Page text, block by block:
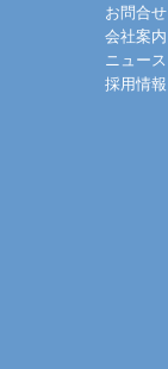
お問合せ
会社案内
ニュース
採用情報